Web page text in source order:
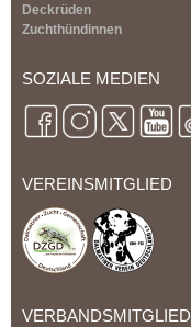
Deckrüden
Zuchthündinnen
SOZIALE MEDIEN
VEREINSMITGLIED
VERBANDSMITGLIED